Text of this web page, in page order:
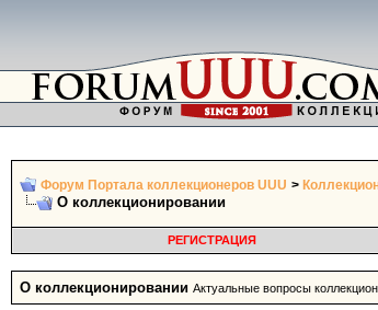
Форум Портала коллекционеров UUU >
О коллекционировании
РЕГИСТРАЦИЯ
О коллекционировании Актуальные вопросы